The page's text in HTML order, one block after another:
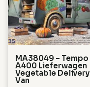
MA38049 – Tempo
A400 Lieferwagen
Vegetable Delivery
Van